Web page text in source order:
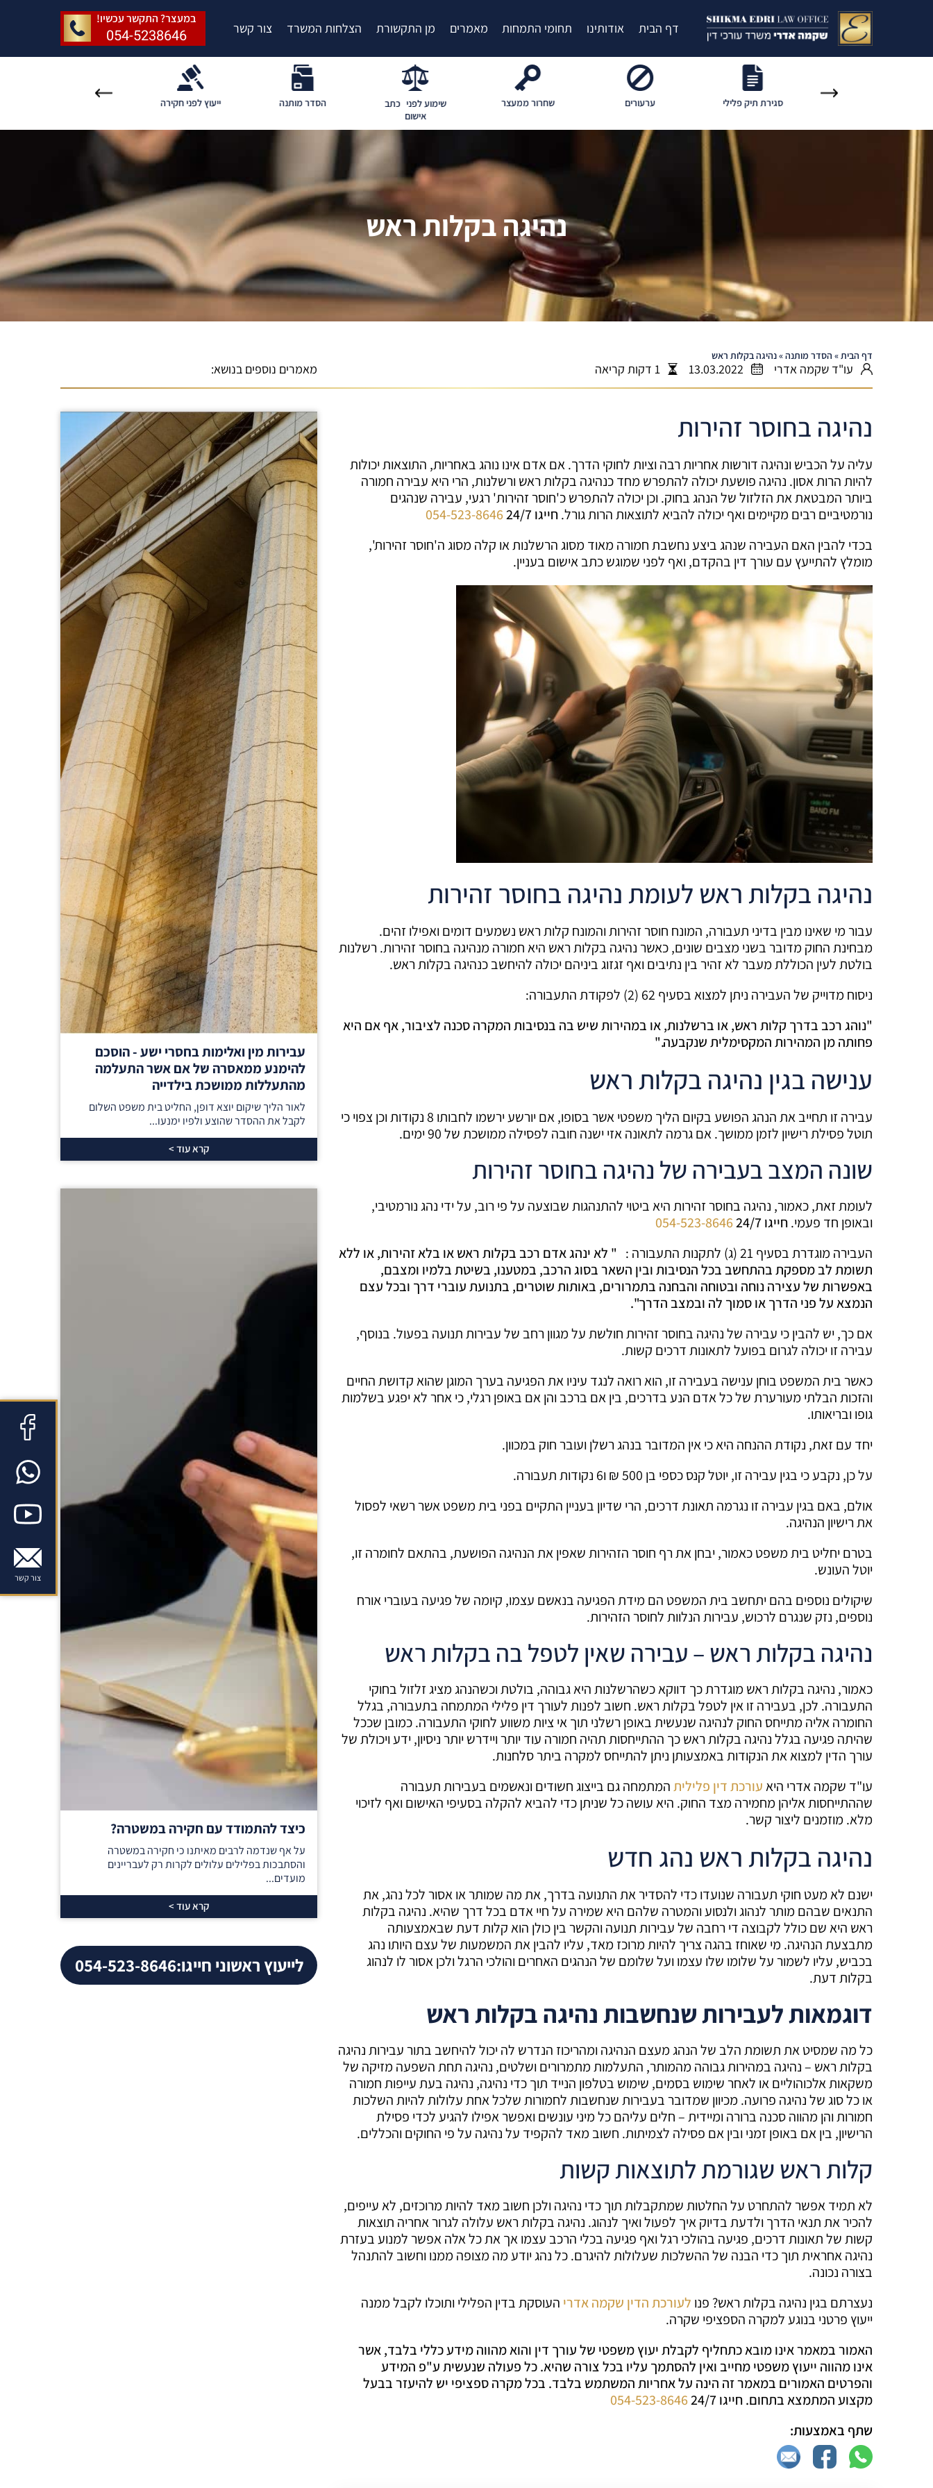
דף הבית אודותינו תחומי התמחות מאמרים מן התקשורת הצלחות המשרד צור קשר
במעצר? התקשר עכשיו!
054-5238646
ערעורים שחרור ממעצר
שימוע לפני כתב
הסדר מותנה ייעוץ לפני חקירה ייצוג בעבירות פליליות
צור קשר
נהיגה בקלות ראש
דף הבית» הסדר מותנה»נהיגה בקלות ראש
עו"ד שקמה אדרי 13.03.2022 1 דקות קריאה מאמרים נוספים בנושא:
נהיגה בחוסר זהירות
עליה על הכביש ונהיגה דורשות אחריות רבה וציות לחוקי הדרך. אם אדם אינו נוהג באחריות, התוצאות יכולות
להיות הרות אסון. נהיגה פושעת יכולה להתפרש מחד כנהיגה בקלות ראש ורשלנות, הרי היא עבירה חמורה
ביותר המבטאת את הזלזול של הנהג בחוק. וכן יכולה להתפרש כ'חוסר זהירות' רגעי, עבירה שנהגים
נורמטיביים רבים מקיימים ואף יכולה להביא לתוצאות הרות גורל.חייגו 24/7
054-523-8646
בכדי להבין האם העבירה שנהג ביצע נחשבת חמורה מאוד מסוג הרשלנות או קלה מסוג ה'חוסר זהירות',
מומלץ להתייעץ עם עורך דין בהקדם, ואף לפני שמוגש כתב אישום בעניין.
נהיגה בקלות ראש לעומת נהיגה בחוסר זהירות
עבור מי שאינו מבין בדיני תעבורה, המונח חוסר זהירות והמונח קלות ראש נשמעים דומים ואפילו זהים.
מבחינת החוק מדובר בשני מצבים שונים, כאשר נהיגה בקלות ראש היא חמורה מנהיגה בחוסר זהירות. רשלנות
בולטת לעין הכוללת מעבר לא זהיר בין נתיבים ואף זגזוג ביניהם יכולה להיחשב כנהיגה בקלות ראש.
ניסוח מדוייק של העבירה ניתן למצוא בסעיף 62 (2) לפקודת התעבורה:
"נוהג רכב בדרך קלות ראש, או ברשלנות, או במהירות שיש בה בנסיבות המקרה סכנה לציבור, אף אם היא
פחותה מן המהירות המקסימלית שנקבעה."
ענישה בגין נהיגה בקלות ראש
עבירה זו תחייב את הנהג הפושע בקיום הליך משפטי אשר בסופו, אם יורשע ירשמו לחבותו 8 נקודות וכן צפוי כי
תוטל פסילת רישיון לזמן ממושך. אם גרמה לתאונה אזי ישנה חובה לפסילה ממושכת של 90 ימים.
שונה המצב בעבירה של נהיגה בחוסר זהירות
לעומת זאת, כאמור, נהיגה בחוסר זהירות היא ביטוי להתנהגות שבוצעה על פי רוב, על ידי נהג נורמטיבי,
ובאופן חד פעמי.חייגו 24/7
054-523-8646
העבירה מוגדרת בסעיף 21 (ג) לתקנות התעבורה :
" לא ינהג אדם רכב בקלות ראש או בלא זהירות, או ללא
תשומת לב מספקת בהתחשב בכל הנסיבות ובין השאר בסוג הרכב, במטענו, בשיטת בלמיו ומצבם,
באפשרות של עצירה נוחה ובטוחה והבחנה בתמרורים, באותות שוטרים, בתנועת עוברי דרך ובכל עצם
הנמצא על פני הדרך או סמוך לה ובמצב הדרך".
אם כך, יש להבין כי עבירה של נהיגה בחוסר זהירות חולשת על מגוון רחב של עבירות תנועה בפעול. בנוסף,
עבירה זו יכולה לגרום בפועל לתאונות דרכים קשות.
כאשר בית המשפט בוחן ענישה בעבירה זו, הוא רואה לנגד עיניו את הפגיעה בערך המוגן שהוא קדושת החיים
והזכות הבלתי מעורערת של כל אדם הנע בדרכים, בין אם ברכב והן אם באופן רגלי, כי אחר לא יפגע בשלמות
גופו ובריאותו.
יחד עם זאת, נקודת ההנחה היא כי אין המדובר בנהג רשלן ועובר חוק במכוון.
על כן, נקבע כי בגין עבירה זו, יוטל קנס כספי בן 500 ₪ ו6 נקודות תעבורה.
אולם, באם בגין עבירה זו נגרמה תאונת דרכים, הרי שדיון בעניין התקיים בפני בית משפט אשר רשאי לפסול
את רישיון הנהיגה.
בטרם יחליט בית משפט כאמור, יבחן את רף חוסר הזהירות שאפין את הנהיגה הפושעת, בהתאם לחומרה זו,
יוטל העונש.
שיקולים נוספים בהם יתחשב בית המשפט הם מידת הפגיעה בנאשם עצמו, קיומה של פגיעה בעוברי אורח
נוספים, נזק שנגרם לרכוש, עבירות הנלוות לחוסר הזהירות.
נהיגה בקלות ראש – עבירה שאין לטפל בה בקלות ראש
כאמור, נהיגה בקלות ראש מוגדרת כך דווקא כשהרשלנות היא גבוהה, בולטת וכשהנהג מציג זלזול בחוקי
התעבורה. לכן, בעבירה זו אין לטפל בקלות ראש. חשוב לפנות לעורך דין פלילי המתמחה בתעבורה, בגלל
החומרה אליה מתייחס החוק לנהיגה שנעשית באופן רשלני תוך אי ציות משווע לחוקי התעבורה. כמובן שככל
שהיתה פגיעה בגלל נהיגה בקלות ראש כך ההתייחסות תהיה חמורה עוד יותר ויידרש יותר ניסיון, ידע ויכולת של
עורך הדין למצוא את הנקודות באמצעותן ניתן להתייחס למקרה ביתר סלחנות.
עו"ד שקמה אדרי היאעורכת דין פליליתהמתמחה גם בייצוג חשודים ונאשמים בעבירות תעבורה
שההתייחסות אליהן מחמירה מצד החוק. היא עושה כל שניתן כדי להביא להקלה בסעיפי האישום ואף לזיכוי
מלא. מוזמנים ליצור קשר.
נהיגה בקלות ראש נהג חדש
ישנם לא מעט חוקי תעבורה שנועדו כדי להסדיר את התנועה בדרך, את מה שמותר או אסור לכל נהג, את
התנאים שבהם מותר לנהוג ולנסוע והמטרה שלהם היא שמירה על חיי אדם בכל דרך שהיא. נהיגה בקלות
ראש היא שם כולל לקבוצה די רחבה של עבירות תנועה והקשר בין כולן הוא קלות דעת שבאמצעותה
מתבצעת הנהיגה. מי שאוחז בהגה צריך להיות מרוכז מאד, עליו להבין את המשמעות של עצם היותו נהג
בכביש, עליו לשמור על שלומו שלו עצמו ועל שלומם של הנהגים האחרים והולכי הרגל ולכן אסור לו לנהוג
בקלות דעת.
דוגמאות לעבירות שנחשבות נהיגה בקלות ראש
כל מה שמסיט את תשומת הלב של הנהג מעצם הנהיגה ומהריכוז הנדרש לה יכול להיחשב בתור עבירות נהיגה
בקלות ראש – נהיגה במהירות גבוהה מהמותר, התעלמות מתמרורים ושלטים, נהיגה תחת השפעה מזיקה של
משקאות אלכוהוליים או לאחר שימוש בסמים, שימוש בטלפון הנייד תוך כדי נהיגה, נהיגה בעת עייפות חמורה
או כל סוג של נהיגה פרועה. מכיוון שמדובר בעבירות שנחשבות לחמורות שלכל אחת עלולות להיות השלכות
חמורות והן מהווה סכנה ברורה ומיידית – חלים עליהם כל מיני עונשים ואפשר אפילו להגיע לכדי פסילת
הרישיון, בין אם באופן זמני ובין אם פסילה לצמיתות. חשוב מאד להקפיד על נהיגה על פי החוקים והכללים.
קלות ראש שגורמת לתוצאות קשות
לא תמיד אפשר להתחרט על החלטות שמתקבלות תוך כדי נהיגה ולכן חשוב מאד להיות מרוכזים, לא עייפים,
להכיר את תנאי הדרך ולדעת בדיוק איך לפעול ואיך לנהוג. נהיגה בקלות ראש עלולה לגרור אחריה תוצאות
קשות של תאונות דרכים, פגיעה בהולכי רגל ואף פגיעה בכלי הרכב עצמו אך את כל אלה אפשר למנוע בעזרת
נהיגה אחראית תוך כדי הבנה של ההשלכות שעלולות להיגרם. כל נהג יודע מה מצופה ממנו וחשוב להתנהל
בצורה נכונה.
נעצרתם בגין נהיגה בקלות ראש? פנו לעורכת הדין שקמה אדרי העוסקת בדין הפלילי ותוכלו לקבל ממנה
ייעוץ פרטני בנוגע למקרה הספציפי שקרה.
האמור במאמר אינו מובא כתחליף לקבלת יעוץ משפטי של עורך דין והוא מהווה מידע כללי בלבד, אשר
אינו מהווה ייעוץ משפטי מחייב ואין להסתמך עליו בכל צורה שהיא. כל פעולה שנעשית ע"פ המידע
והפרטים האמורים במאמר זה הינה על אחריות המשתמש בלבד. בכל מקרה ספציפי יש להיעזר בבעל
מקצוע המתמצא בתחום. חייגו 24/7
054-523-8646
שתף באמצעות:
עבירות מין ואלימות בחסרי ישע - הוסכם
להימנע ממאסרה של אם אשר התעלמה
מהתעללות ממושכת בילדייה
לאור הליך שיקום יוצא דופן, החליט בית משפט השלום
לקבל את ההסדר שהוצע ולפיו ימנעו...
קרא עוד >
כיצד להתמודד עם חקירה במשטרה?
על אף שנדמה לרבים מאיתנו כי חקירה במשטרה
והסתבכות בפלילים עלולים לקרות רק לעבריינים
מועדים...
קרא עוד >
לייעוץ ראשוני חייגו:054-523-8646